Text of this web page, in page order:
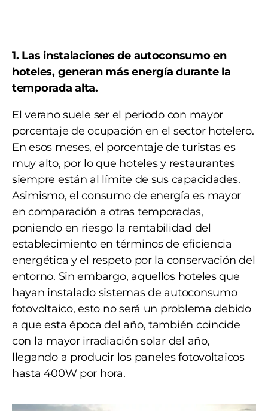
1. Las instalaciones de autoconsumo en
hoteles, generan más energía durante la
temporada alta.
El verano suele ser el periodo con mayor
porcentaje de ocupación en el sector hotelero.
En esos meses, el porcentaje de turistas es
muy alto, por lo que hoteles y restaurantes
siempre están al límite de sus capacidades.
Asimismo, el consumo de energía es mayor
en comparación a otras temporadas,
poniendo en riesgo la rentabilidad del
establecimiento en términos de eficiencia
energética y el respeto por la conservación del
entorno. Sin embargo, aquellos hoteles que
hayan instalado sistemas de autoconsumo
fotovoltaico, esto no será un problema debido
a que esta época del año, también coincide
con la mayor irradiación solar del año,
llegando a producir los paneles fotovoltaicos
hasta 400W por hora.